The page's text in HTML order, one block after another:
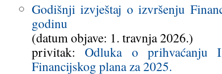
Godišnji izvještaj o izvršenju
godinu
(datum objave: 1. travnja 2026.)
privitak:
Odluka o prihvaćanju
Financijskog plana za 2025.